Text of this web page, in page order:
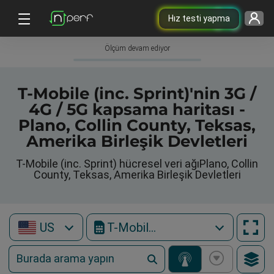
Hız testi yapma
Ölçüm devam ediyor
T-Mobile (inc. Sprint)'nin 3G /
4G / 5G kapsama haritası -
Plano, Collin County, Teksas,
Amerika Birleşik Devletleri
T-Mobile (inc. Sprint) hücresel veri ağıPlano, Collin
County, Teksas, Amerika Birleşik Devletleri
US T-Mobile (inc. Sprint)